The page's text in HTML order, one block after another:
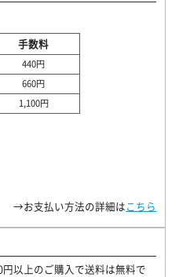
手数料
440円
660円
1,100円
→お支払い方法の詳細はこちら
以上のご購入で送料は無料で